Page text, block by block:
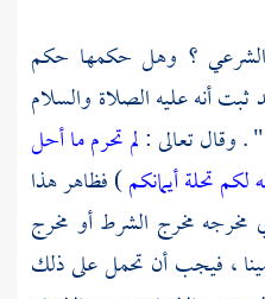
الشرعي ؟ وهل حكمها حكم
ثبت أنه عليه الصلاة والسلام
" . وقال تعالى :لم تحرم ما أحل
تحلة أيمانكم) فظاهر هذا
مخرجه مخرج الشرط أو مخرج
، فيجب أن تحمل على ذلك